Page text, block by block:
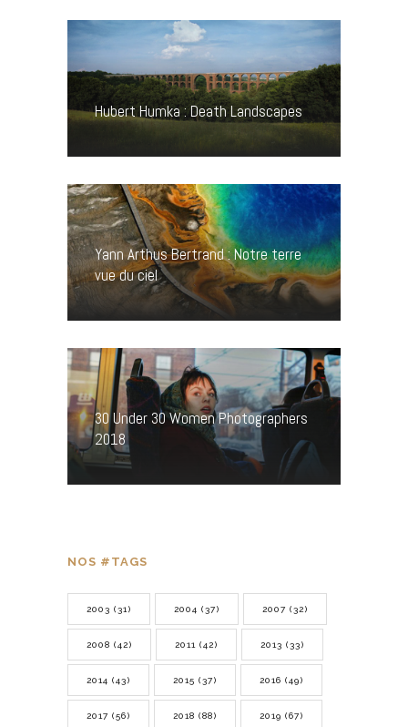
Hubert Humka : Death Landscapes
Yann Arthus Bertrand : Notre terre
vue du ciel
30 Under 30 Women Photographers
2018
NOS #TAGS
2003 (31) 2004 (37) 2007 (32)
2008 (42) 2011 (42) 2013 (33)
2014 (43) 2015 (37) 2016 (49)
2017 (56) 2018 (88) 2019 (67)